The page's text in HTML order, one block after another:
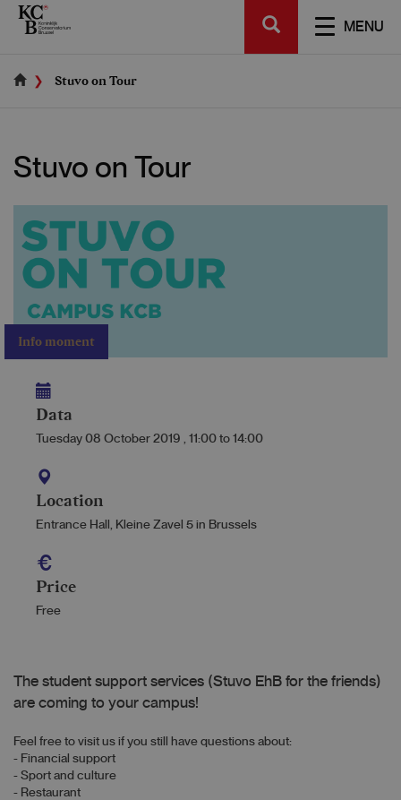
Skip
MENU
SEARCH
Stuvo on Tour
Stuvo on Tour
Info moment
Data
Tuesday 08 October 2019 , 11:00 to 14:00
Location
Entrance Hall, Kleine Zavel 5 in Brussels
Price
Free
The student support services (Stuvo EhB for the friends)
are coming to your campus!
Feel free to visit us if you still have questions about:
- Financial support
- Sport and culture
- Restaurant